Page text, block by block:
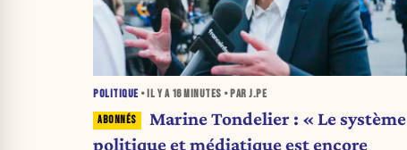
POLITIQUE • IL Y A 16 MINUTES • PAR J.PE
Marine Tondelier : « Le système
politique et médiatique est encore